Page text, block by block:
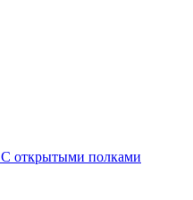
С открытыми полками